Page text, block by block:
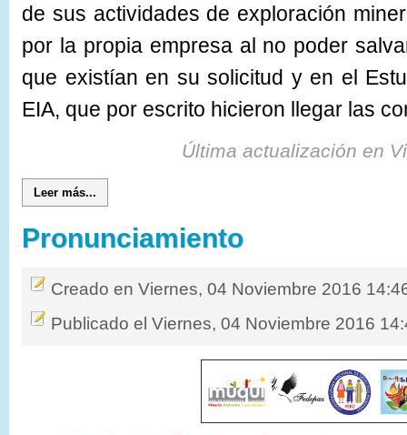
de sus actividades de exploración
por la propia empresa al no poder
que existían en su solicitud y en el
EIA, que por escrito hicieron llegar las
Última actualización en
Leer más...
Pronunciamiento
Creado en Viernes, 04 Noviembre 2016
Publicado el Viernes, 04 Noviembre 2016